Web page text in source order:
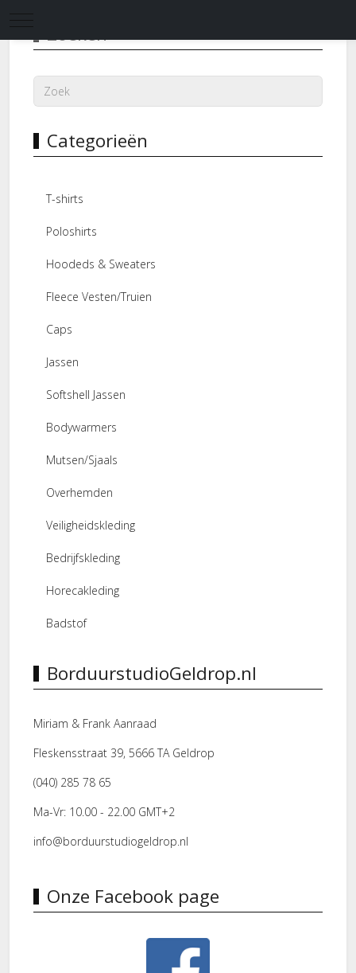
Mobile Menu Toggle
Zoeken
Categorieën
T-shirts
Poloshirts
Hoodeds & Sweaters
Fleece Vesten/Truien
Caps
Jassen
Softshell Jassen
Bodywarmers
Mutsen/Sjaals
Overhemden
Veiligheidskleding
Bedrijfskleding
Horecakleding
Badstof
BorduurstudioGeldrop.nl
Miriam & Frank Aanraad
Fleskensstraat 39, 5666 TA Geldrop
(040) 285 78 65
Ma-Vr: 10.00 - 22.00 GMT+2
info@borduurstudiogeldrop.nl
Onze Facebook page